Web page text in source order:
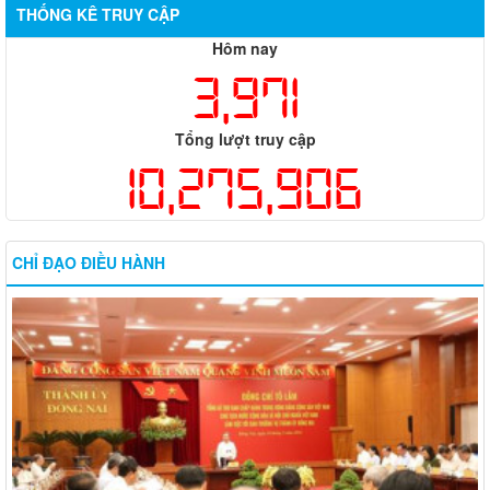
THỐNG KÊ TRUY CẬP
Hôm nay
3,971
Tổng lượt truy cập
10,275,906
CHỈ ĐẠO ĐIỀU HÀNH